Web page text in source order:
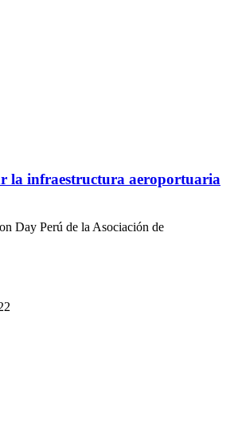
la infraestructura aeroportuaria
Day Perú de la Asociación de